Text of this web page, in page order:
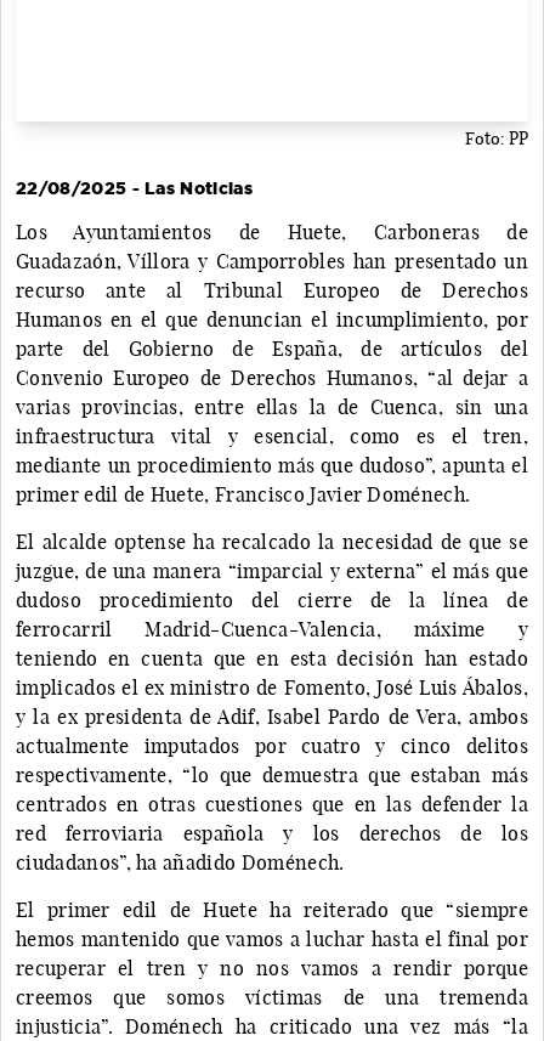
Foto: PP
22/08/2025 - Las Noticias
Los Ayuntamientos de Huete, Carboneras de
Guadazaón, Víllora y Camporrobles han presentado un
recurso ante al Tribunal Europeo de Derechos
Humanos en el que denuncian el incumplimiento, por
parte del Gobierno de España, de artículos del
Convenio Europeo de Derechos Humanos, “al dejar a
varias provincias, entre ellas la de Cuenca, sin una
infraestructura vital y esencial, como es el tren,
mediante un procedimiento más que dudoso”, apunta el
primer edil de Huete, Francisco Javier Doménech.
El alcalde optense ha recalcado la necesidad de que se
juzgue, de una manera “imparcial y externa” el más que
dudoso procedimiento del cierre de la línea de
ferrocarril Madrid-Cuenca-Valencia, máxime y
teniendo en cuenta que en esta decisión han estado
implicados el ex ministro de Fomento, José Luis Ábalos,
y la ex presidenta de Adif, Isabel Pardo de Vera, ambos
actualmente imputados por cuatro y cinco delitos
respectivamente, “lo que demuestra que estaban más
centrados en otras cuestiones que en las defender la
red ferroviaria española y los derechos de los
ciudadanos”, ha añadido Doménech.
El primer edil de Huete ha reiterado que “siempre
hemos mantenido que vamos a luchar hasta el final por
recuperar el tren y no nos vamos a rendir porque
creemos que somos víctimas de una tremenda
injusticia”. Doménech ha criticado una vez más “la